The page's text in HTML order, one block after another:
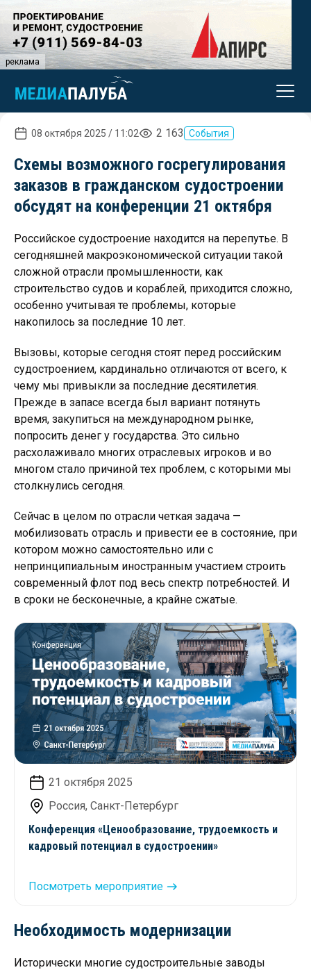
реклама
08 октября 2025 / 11:02 2 163 События
Схемы возможного госрегулирования
заказов в гражданском судостроении
обсудят на конференции 21 октября
Российское судостроение находится на перепутье. В
сегодняшней макроэкономической ситуации такой
сложной отрасли промышленности, как
строительство судов и кораблей, приходится сложно,
особенно учитывая те проблемы, которые
накопилось за последние 10 лет.
Вызовы, которые сегодня стоят перед российским
судостроением, кардинально отличаются от всего, к
чему мы привыкли за последние десятилетия.
Прежде в запасе всегда был вариант потянуть
время, закупиться на международном рынке,
попросить денег у государства. Это сильно
расхолаживало многих отраслевых игроков и во
многом стало причиной тех проблем, с которыми мы
столкнулись сегодня.
Сейчас в целом по отрасли четкая задача —
мобилизовать отрасль и привести ее в состояние, при
котором можно самостоятельно или с
непринципиальным иностранным участием строить
современный флот под весь спектр потребностей. И
в сроки не бесконечные, а крайне сжатые.
21 октября 2025
Россия, Санкт-Петербург
Конференция «Ценообразование, трудоемкость и
кадровый потенциал в судостроении»
Посмотреть мероприятие
Необходимость модернизации
Исторически многие судостроительные заводы